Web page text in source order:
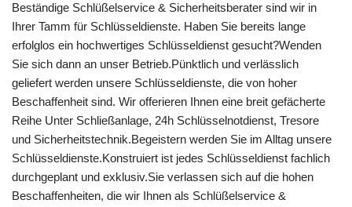
Beständige Schlüßelservice & Sicherheitsberater sind wir in
Ihrer Tamm für Schlüsseldienste. Haben Sie bereits lange
erfolglos ein hochwertiges Schlüsseldienst gesucht?Wenden
Sie sich dann an unser Betrieb.Pünktlich und verlässlich
geliefert werden unsere Schlüsseldienste, die von hoher
Beschaffenheit sind. Wir offerieren Ihnen eine breit gefächerte
Reihe Unter Schließanlage, 24h Schlüsselnotdienst, Tresore
und Sicherheitstechnik.Begeistern werden Sie im Alltag unsere
Schlüsseldienste.Konstruiert ist jedes Schlüsseldienst fachlich
durchgeplant und exklusiv.Sie verlassen sich auf die hohen
Beschaffenheiten, die wir Ihnen als Schlüßelservice &